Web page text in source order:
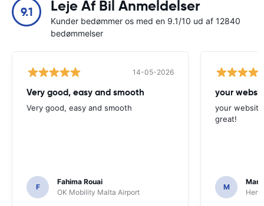
9.1 Leje Af Bil Anmeldelser
Kunder bedømmer os med en 9.1/10 ud af 12840
bedømmelser
14-05-2026
Very good, easy and smooth
Very good, easy and smooth
F
Fahima Rouai
OK Mobility Malta Airport
your
your
great!
M